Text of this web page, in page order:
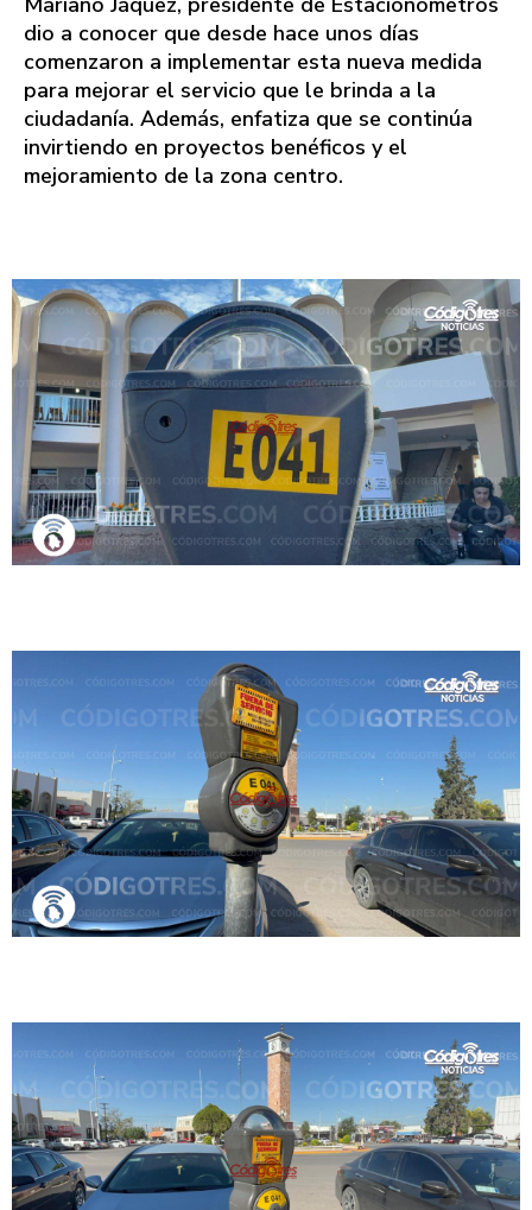
dio a conocer que desde hace unos días
comenzaron a implementar esta nueva medida
para mejorar el servicio que le brinda a la
ciudadanía. Además, enfatiza que se continúa
invirtiendo en proyectos benéficos y el
mejoramiento de la zona centro.